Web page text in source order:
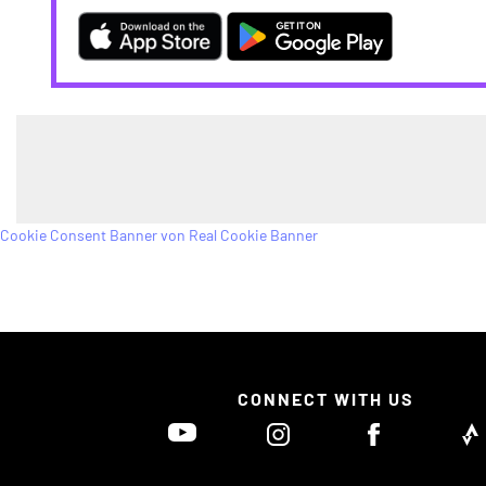
CONNECT WITH US
Cookie Consent Banner von Real Cookie Banner